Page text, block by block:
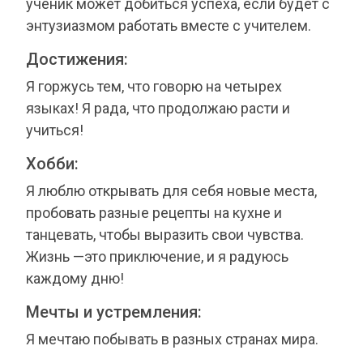
ученик может добиться успеха, если будет с
энтузиазмом работать вместе с учителем.
Достижения:
Я горжусь тем, что говорю на четырех
языках! Я рада, что продолжаю расти и
учиться!
Хобби:
Я люблю открывать для себя новые места,
пробовать разные рецепты на кухне и
танцевать, чтобы выразить свои чувства.
Жизнь —это приключение, и я радуюсь
каждому дню!
Мечты и устремления:
Я мечтаю побывать в разных странах мира.